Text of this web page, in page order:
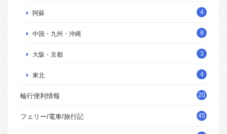
阿蘇 4
中国・九州・沖縄 8
大阪・京都 3
東北 4
輪行便利情報 20
フェリー/電車/旅行記 45